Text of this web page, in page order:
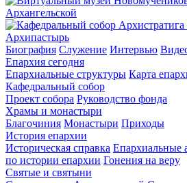
Архипастырь
Биография Служение Интервью
Епархия сегодня
Епархиальные структуры Карта
Кафедральный собор
Проект собора Руководство фонда
Храмы и монастыри
Благочиния Монастыри Приходы
История епархии
Историческая справка Епархиальные
по истории епархии Гонения на веру
Святые и святыни